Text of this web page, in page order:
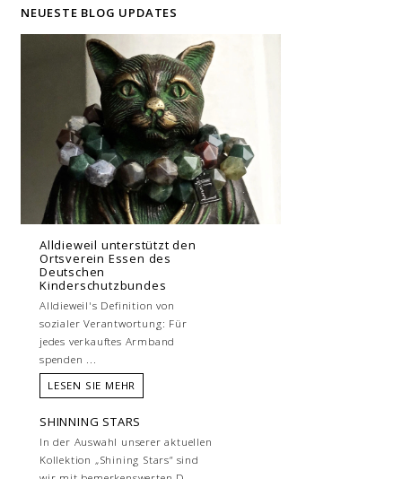
NEUESTE BLOG UPDATES
Alldieweil unterstützt den
Ortsverein Essen des
Deutschen
Kinderschutzbundes
Alldieweil's Definition von
sozialer Verantwortung: Für
jedes verkauftes Armband
spenden ...
LESEN SIE MEHR
SHINNING STARS
In der Auswahl unserer aktuellen
Kollektion „Shining Stars“ sind